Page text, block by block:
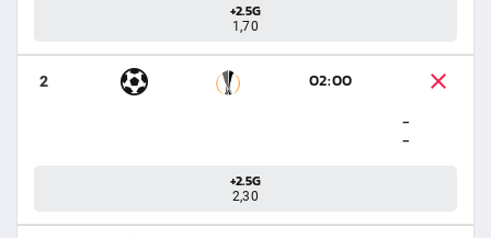
+2.5G
1,70
2
02:00
-
-
+2.5G
2,30